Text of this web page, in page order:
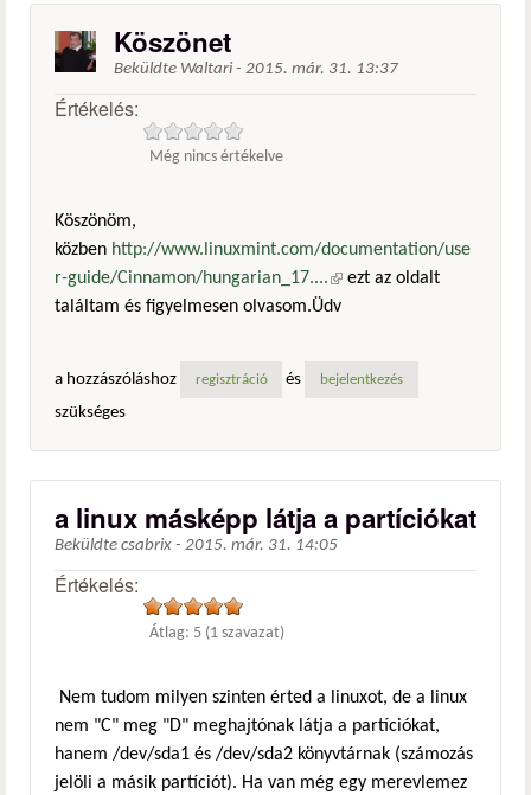
Köszönet
Beküldte Waltari - 2015. már. 31. 13:37
Értékelés:
Még nincs értékelve
Köszönöm,
közben http://www.linuxmint.com/documentation/use
r-guide/Cinnamon/hungarian_17....(külső hivatkozás)
ezt az oldalt
találtam és figyelmesen olvasom.Üdv
a hozzászóláshoz regisztráció és bejelentkezés
szükséges
a linux másképp látja a partíciókat
Beküldte csabrix - 2015. már. 31. 14:05
Értékelés:
Átlag: 5 (1 szavazat)
Nem tudom milyen szinten érted a linuxot, de a linux
nem "C" meg "D" meghajtónak látja a partíciókat,
hanem /dev/sda1 és /dev/sda2 könyvtárnak (számozás
jelöli a másik partíciót). Ha van még egy merevlemez